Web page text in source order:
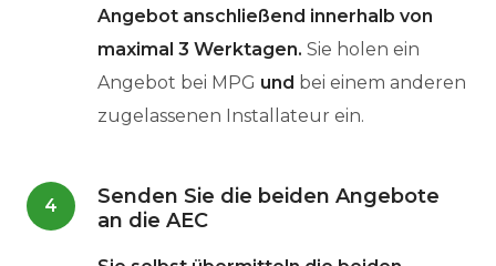
Angebot anschließend innerhalb von
maximal 3 Werktagen. Sie holen ein
Angebot bei MPG und bei einem anderen
zugelassenen Installateur ein.
4
Senden Sie die beiden Angebote
an die AEC